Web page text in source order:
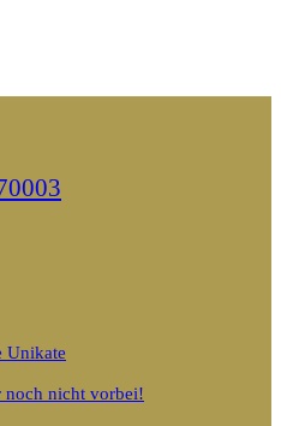
Unikate
noch nicht vorbei!